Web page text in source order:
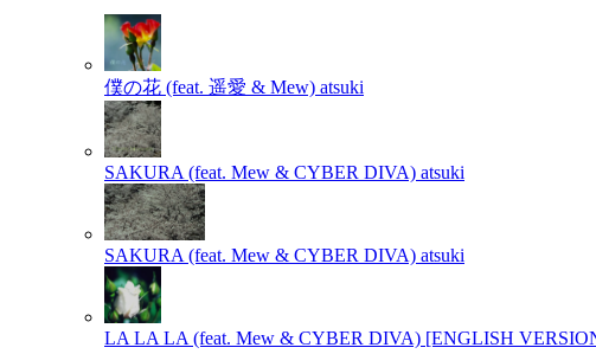
僕の花 (feat. 遥愛 & Mew) atsuki
SAKURA (feat. Mew & CYBER DIVA) atsuki
SAKURA (feat. Mew & CYBER DIVA) atsuki
LA LA LA (feat. Mew & CYBER DIVA) [ENGLISH